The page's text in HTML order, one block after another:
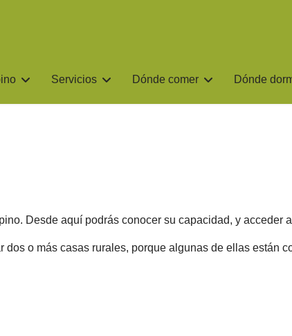
Servicios Dónde comer Dónde
Desde aquí podrás conocer su capacidad, y acceder
o más casas rurales, porque algunas de ellas están